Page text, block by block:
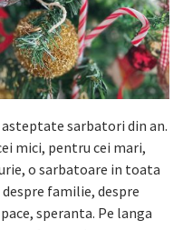
sarbatori din an.
mici, pentru cei mari,
o sarbatoare in toata
familie, despre
speranta. Pe langa